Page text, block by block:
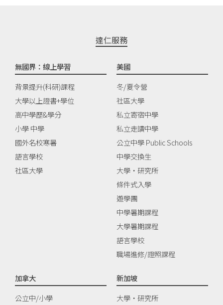
達仁服務
無國界：線上學習
背景提升(科研)課程
大學以上證書+學位
高中學歷&學分
小學 中學
國外名校寒暑
語言學校
社區大學
美國
冬/夏令營
社區大學
私立寄宿中學
私立走讀中學
公立中學 Public Schools
中學交換生
大學‧研究所
條件式入學
遊學團
中學暑期課程
大學暑期課程
語言學校
職場進修/證照課程
加拿大
公立中/小學
新加坡
大學‧研究所